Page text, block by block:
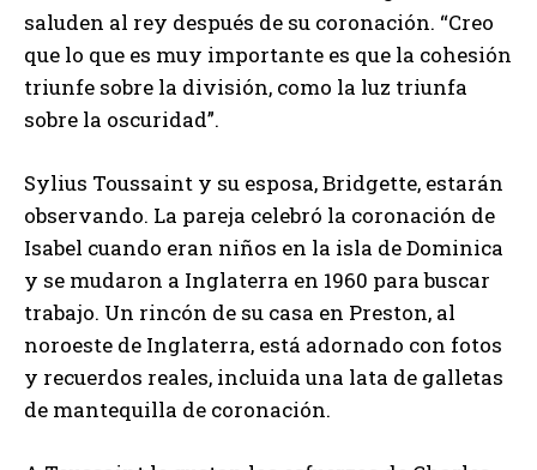
saluden al rey después de su coronación. “Creo
que lo que es muy importante es que la cohesión
triunfe sobre la división, como la luz triunfa
sobre la oscuridad”.
Sylius Toussaint y su esposa, Bridgette, estarán
observando. La pareja celebró la coronación de
Isabel cuando eran niños en la isla de Dominica
y se mudaron a Inglaterra en 1960 para buscar
trabajo. Un rincón de su casa en Preston, al
noroeste de Inglaterra, está adornado con fotos
y recuerdos reales, incluida una lata de galletas
de mantequilla de coronación.